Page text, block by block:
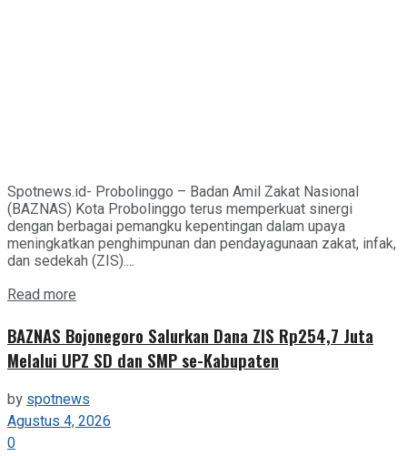
Spotnews.id- Probolinggo – Badan Amil Zakat Nasional
(BAZNAS) Kota Probolinggo terus memperkuat sinergi
dengan berbagai pemangku kepentingan dalam upaya
meningkatkan penghimpunan dan pendayagunaan zakat, infak,
dan sedekah (ZIS)....
Read more
BAZNAS Bojonegoro Salurkan Dana ZIS Rp254,7 Juta
Melalui UPZ SD dan SMP se-Kabupaten
byspotnews
Agustus 4, 2026
0